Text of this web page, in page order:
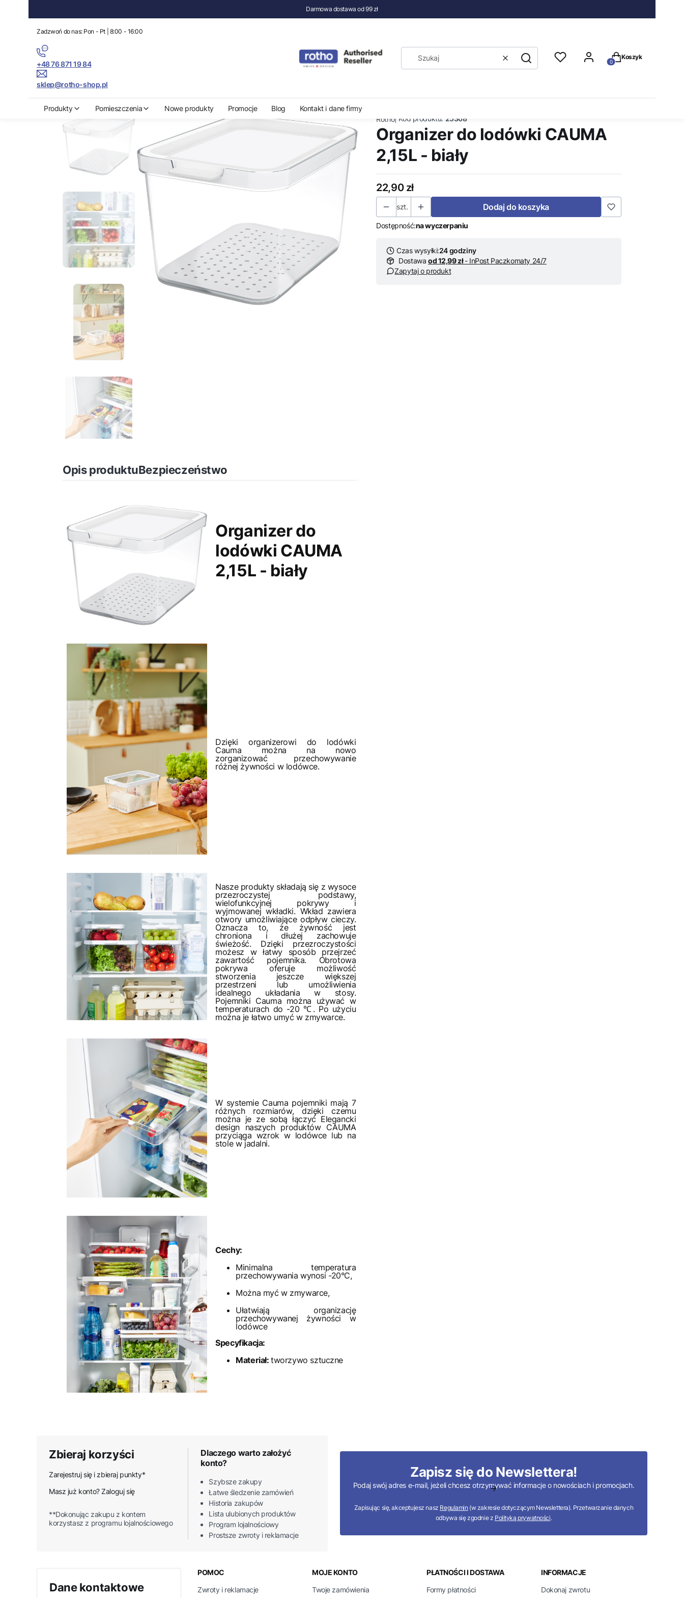
Darmowa dostawa od 99 zł
Zadzwoń do nas: Pon - Pt | 8:00 - 16:00
+48 76 871 19 84
sklep@rotho-shop.pl
WyczyśćSzukaj
Produkty w
Koszyk
Produkty Pomieszczenia Nowe produkty Promocje Blog Kontakt i dane firmy
Opis produktuBezpieczeństwo
Organizer do
lodówki CAUMA
2,15L - biały
Dzięki organizerowi do lodówki
Cauma można na nowo
zorganizować przechowywanie
różnej żywności w lodówce.
Nasze produkty składają się z wysoce
przezroczystej podstawy,
wielofunkcyjnej pokrywy i
wyjmowanej wkładki. Wkład zawiera
otwory umożliwiające odpływ cieczy.
Oznacza to, że żywność jest
chroniona i dłużej zachowuje
świeżość. Dzięki przezroczystości
możesz w łatwy sposób przejrzeć
zawartość pojemnika. Obrotowa
pokrywa oferuje możliwość
stworzenia jeszcze większej
przestrzeni lub umożliwienia
idealnego układania w stosy.
Pojemniki Cauma można używać w
temperaturach do -20 ℃. Po użyciu
można je łatwo umyć w zmywarce.
W systemie Cauma pojemniki mają 7
różnych rozmiarów, dzięki czemu
można je ze sobą łączyć Elegancki
design naszych produktów CAUMA
przyciąga wzrok w lodówce lub na
stole w jadalni.
Cechy:
Minimalna temperatura
przechowywania wynosi -20°C,
Można myć w zmywarce,
Ułatwiają organizację
przechowywanej żywności w
lodówce
Specyfikacja:
Materiał:tworzywo sztuczne
Rotho| Kod produktu: 25368
Organizer do lodówki CAUMA
2,15L - biały
Cena
22,90 zł
szt. Dodaj do koszyka
Dostępność:na wyczerpaniu
Czas wysyłki:24 godziny
Dostawa od 12,99 zł- InPost Paczkomaty 24/7
Zapytaj o produkt
Zbieraj korzyści
Zarejestruj się i zbieraj punkty*
Masz już konto? Zaloguj się
**Dokonując zakupu z kontem
korzystasz z programu lojalnościowego
Dlaczego warto założyć
konto?
Szybsze zakupy
Łatwe śledzenie zamówień
Historia zakupów
Lista ulubionych produktów
Program lojalnościowy
Prostsze zwroty i reklamacje
Zapisz się do Newslettera!
Podaj swój adres e-mail, jeżeli chcesz otrzymywać informacje o nowościach i promocjach.
Zapisując się, akceptujesz nasz Regulamin (w zakresie dotyczącym Newslettera). Przetwarzanie danych
odbywa się zgodnie z Polityką prywatności.
Dane kontaktowe
Linki w stopce
POMOC
Zwroty i reklamacje
MOJE KONTO
Twoje zamówienia
PŁATNOŚCI I DOSTAWA
Formy płatności
INFORMACJE
Dokonaj zwrotu